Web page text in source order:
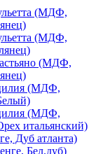
(МДФ,
(МДФ,
(МДФ,
(МДФ,
(МДФ,
итальянский)
Дуб атланта)
Бел.дуб)